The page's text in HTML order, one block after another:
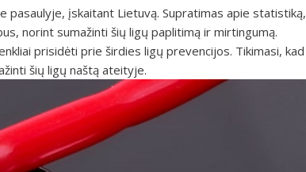
pasaulyje, įskaitant Lietuvą. Supratimas apie statistiką,
norint sumažinti šių ligų paplitimą ir mirtingumą.
prisidėti prie širdies ligų prevencijos. Tikimasi, kad
šių ligų naštą ateityje.